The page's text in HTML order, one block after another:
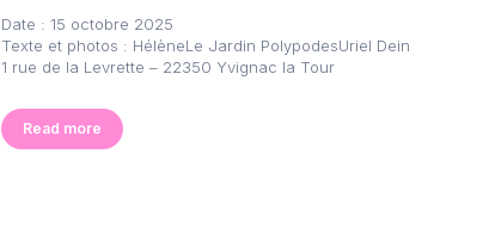
Date : 15 octobre 2025
Texte et photos : HélèneLe Jardin PolypodesUriel Dein
1 rue de la Levrette – 22350 Yvignac la Tour
Read more